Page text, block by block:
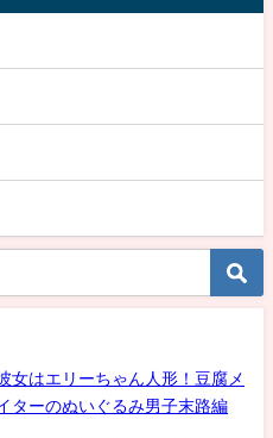
はエリーちゃん人形！豆腐メ
ターのぬいぐるみ男子末路編